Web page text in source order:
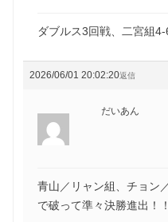
ダブルス3回戦、二宮組
2026/06/01 20:02:20返信
だいあん
青山／リャン組、チョン
で破って準々決勝進出！